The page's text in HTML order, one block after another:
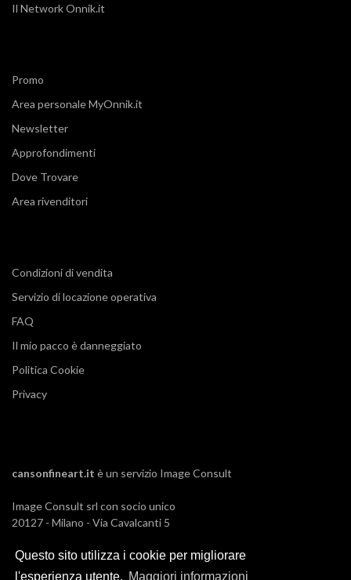
Questo sito utilizza i cookie per migliorare
l'esperienza utente. Maggiori informazioni
Il Network Onnik.it
Promo
Area personale MyOnnik.it
Newsletter
Approfondimenti
Dove Trovare
Area rivenditori
Condizioni di vendita
Servizio di locazione operativa
FAQ
Il mio pacco è danneggiato
Politica Cookie
Privacy
cansonfineart.it è un servizio Image Consult
Image Consult srl con socio unico
20127 - Milano - Via Cavalcanti 5
P.IVA e C.F. 03383650961
REA 1673647 CCIAA Milano Monza Brianza